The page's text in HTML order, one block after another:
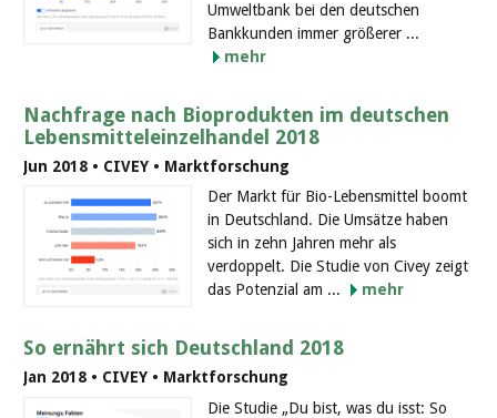
Umweltbank bei den deutschen
Bankkunden immer größerer ...
mehr
Nachfrage nach Bioprodukten im deutschen
Lebensmitteleinzelhandel 2018
Jun 2018 • CIVEY • Marktforschung
Der Markt für Bio-Lebensmittel boomt
in Deutschland. Die Umsätze haben
sich in zehn Jahren mehr als
verdoppelt. Die Studie von Civey zeigt
das Potenzial am ...
mehr
So ernährt sich Deutschland 2018
Jan 2018 • CIVEY • Marktforschung
Die Studie „Du bist, was du isst: So